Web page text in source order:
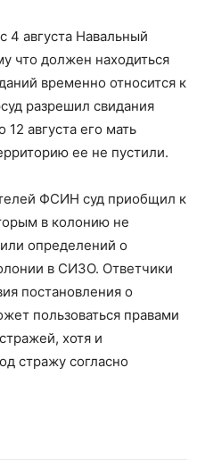
4 августа Навальный
что должен находиться
временно относится к
разрешил свидания
августа его мать
ее не пустили.
ФСИН суд приобщил к
в колонию не
определений о
в СИЗО. Ответчики
постановления о
пользоваться правами
хотя и
стражу согласно